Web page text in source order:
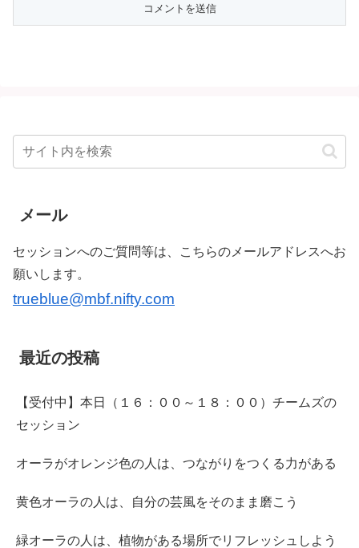
メール
セッションへのご質問等は、こちらのメールアドレスへお
願いします。
trueblue@mbf.nifty.com
最近の投稿
【受付中】本日（１６：００～１８：００）チームズの
セッション
オーラがオレンジ色の人は、つながりをつくる力がある
黄色オーラの人は、自分の芸風をそのまま磨こう
緑オーラの人は、植物がある場所でリフレッシュしよう